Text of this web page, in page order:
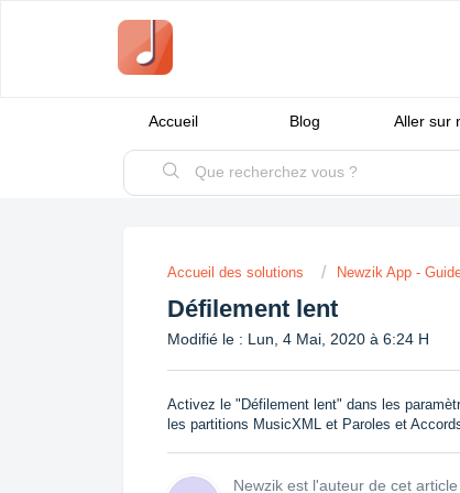
Accueil Blog Aller sur
Accueil des solutions Newzik App -
Défilement lent
Modifié le : Lun, 4 Mai, 2020 à 6:24 H
Activez le "Défilement lent" dans les
les partitions MusicXML et Paroles et
Newzik est l'auteur de cet